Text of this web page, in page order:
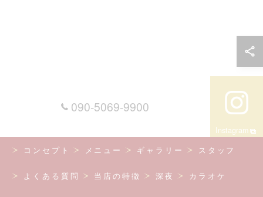
090-5069-9900
Instagram
コンセプト メニュー ギャラリー スタッフ
よくある質問 当店の特徴 深夜 カラオケ